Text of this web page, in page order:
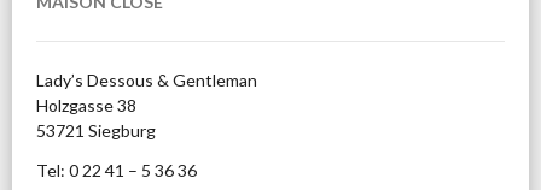
Lady’s Dessous & Gentleman
Holzgasse 38
53721 Siegburg
Tel: 0 22 41 – 5 36 36